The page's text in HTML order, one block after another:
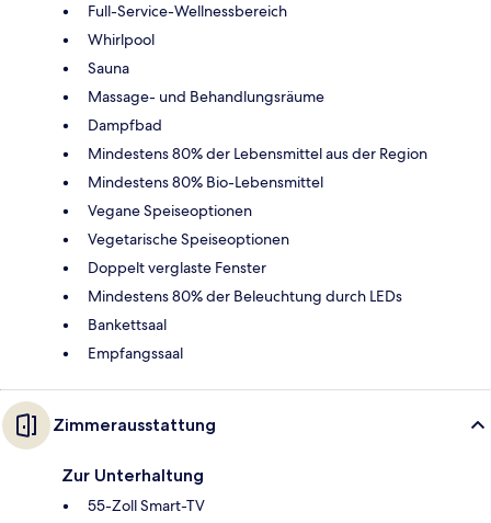
Full-Service-Wellnessbereich
Whirlpool
Sauna
Massage- und Behandlungsräume
Dampfbad
Mindestens 80% der Lebensmittel aus der Region
Mindestens 80% Bio-Lebensmittel
Vegane Speiseoptionen
Vegetarische Speiseoptionen
Doppelt verglaste Fenster
Mindestens 80% der Beleuchtung durch LEDs
Bankettsaal
Empfangssaal
Zimmerausstattung
Zur Unterhaltung
55-Zoll Smart-TV